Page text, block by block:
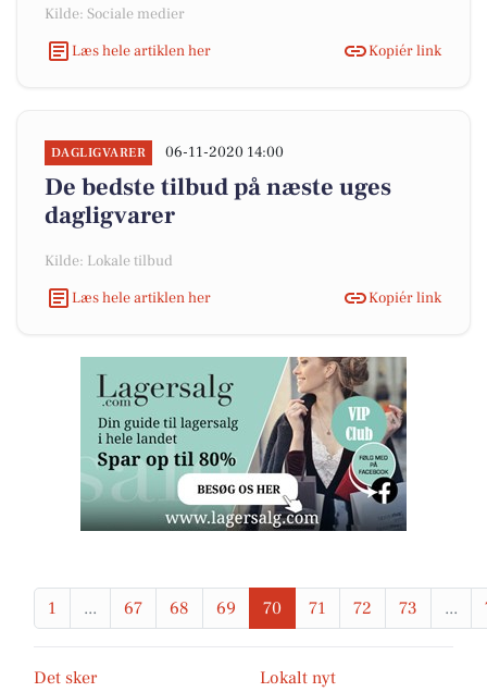
Kilde: Sociale medier
Læs hele artiklen her
Kopiér link
DAGLIGVARER 06-11-2020 14:00
De bedste tilbud på næste uges
dagligvarer
Kilde: Lokale tilbud
Læs hele artiklen her
Kopiér link
1 ... 67 68 69 70 71 72 73 ...
Det sker
Lokalt nyt